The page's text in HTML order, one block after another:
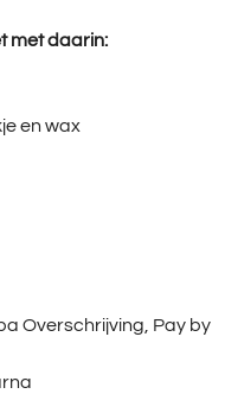
met daarin:
en wax
Overschrijving, Pay by